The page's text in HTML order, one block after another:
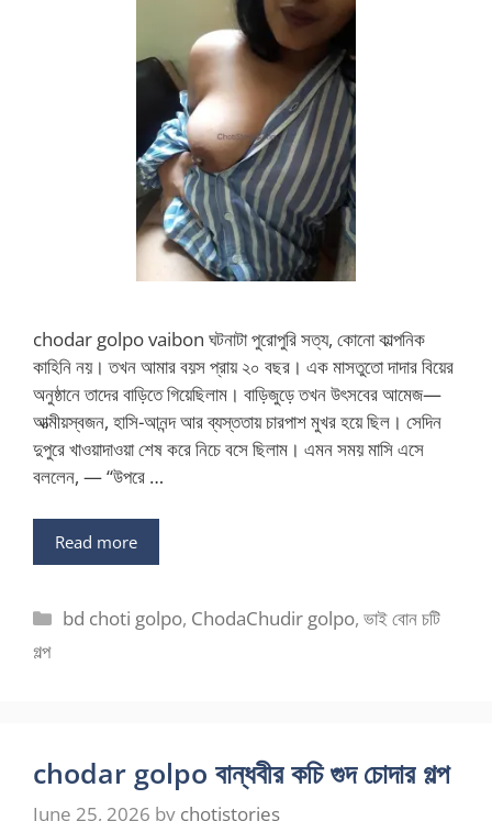
chodar golpo vaibon ঘটনাটা পুরোপুরি সত্য, কোনো কাল্পনিক
কাহিনি নয়। তখন আমার বয়স প্রায় ২০ বছর। এক মাসতুতো দাদার বিয়ের
অনুষ্ঠানে তাদের বাড়িতে গিয়েছিলাম। বাড়িজুড়ে তখন উৎসবের আমেজ—
আত্মীয়স্বজন, হাসি-আনন্দ আর ব্যস্ততায় চারপাশ মুখর হয়ে ছিল। সেদিন
দুপুরে খাওয়াদাওয়া শেষ করে নিচে বসে ছিলাম। এমন সময় মাসি এসে
বললেন, — “উপরে …
Read more
Categories
bd choti golpo, ChodaChudir golpo,ভাই বোন চটি
গল্প
chodar golpo বান্ধবীর কচি গুদ চোদার গল্প
June 25, 2026 by chotistories